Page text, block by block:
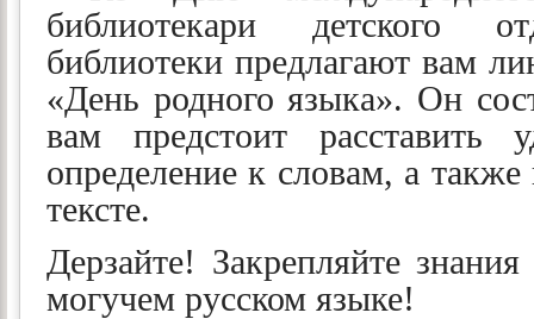
библиотекари детского
библиотеки предлагают вам
«День родного языка». Он
вам предстоит расставить
определение к словам, а
тексте.
Дерзайте! Закрепляйте
могучем русском языке!